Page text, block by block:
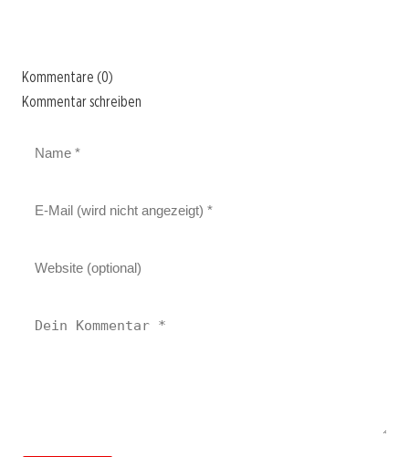
Kommentare (0)
Kommentar schreiben